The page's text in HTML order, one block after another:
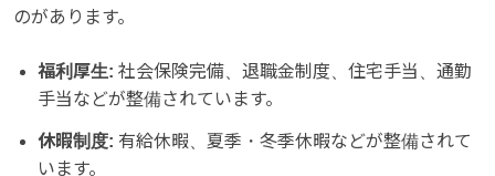
のがあります。
福利厚生: 社会保険完備、退職金制度、住宅手当、通勤
手当などが整備されています。
休暇制度: 有給休暇、夏季・冬季休暇などが整備されて
います。